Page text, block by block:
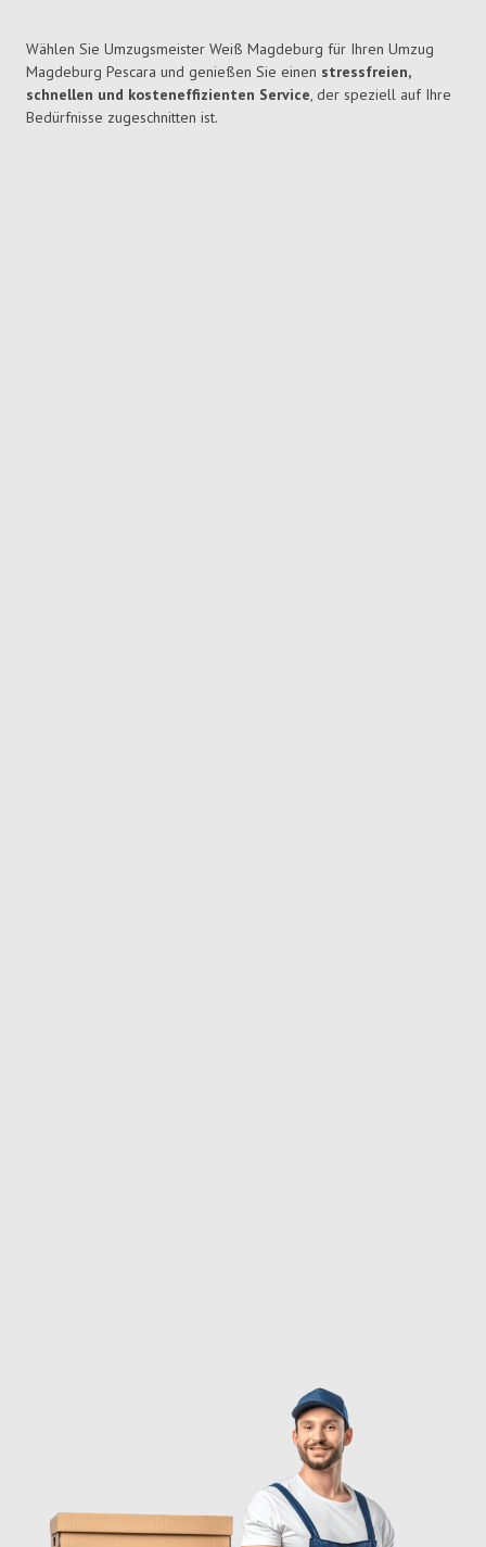
Wählen Sie Umzugsmeister Weiß Magdeburg für Ihren Umzug
Magdeburg Pescara und genießen Sie einen stressfreien,
schnellen und kosteneffizienten Service, der speziell auf Ihre
Bedürfnisse zugeschnitten ist.